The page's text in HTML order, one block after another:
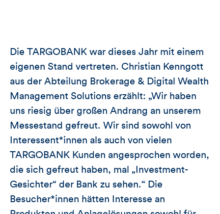
Die TARGOBANK war dieses Jahr mit einem
eigenen Stand vertreten. Christian Kenngott
aus der Abteilung Brokerage & Digital Wealth
Management Solutions erzählt: „Wir haben
uns riesig über großen Andrang an unserem
Messestand gefreut. Wir sind sowohl von
Interessent*innen als auch von vielen
TARGOBANK Kunden angesprochen worden,
die sich gefreut haben, mal „Investment-
Gesichter“ der Bank zu sehen.“ Die
Besucher*innen hätten Interesse an